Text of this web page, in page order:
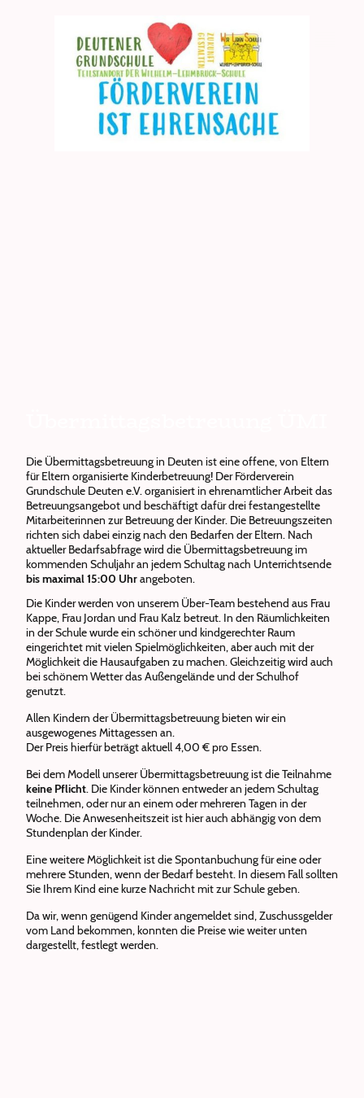
Die Übermittagsbetreuung in Deuten ist eine offene, von Eltern
für Eltern organisierte Kinderbetreuung! Der Förderverein
Grundschule Deuten e.V. organisiert in ehrenamtlicher Arbeit das
Betreuungsangebot und beschäftigt dafür drei festangestellte
Mitarbeiterinnen zur Betreuung der Kinder. Die Betreuungszeiten
richten sich dabei einzig nach den Bedarfen der Eltern. Nach
aktueller Bedarfsabfrage wird die Übermittagsbetreuung im
kommenden Schuljahr an jedem Schultag nach Unterrichtsende
bis maximal 15:00 Uhrangeboten.
Die Kinder werden von unserem Über-Team bestehend aus Frau
Kappe, Frau Jordan und Frau Kalz betreut. In den Räumlichkeiten
in der Schule wurde ein schöner und kindgerechter Raum
eingerichtet mit vielen Spielmöglichkeiten, aber auch mit der
Möglichkeit die Hausaufgaben zu machen. Gleichzeitig wird auch
bei schönem Wetter das Außengelände und der Schulhof
genutzt.
Allen Kindern der Übermittagsbetreuung bieten wir ein
ausgewogenes Mittagessen an.
Der Preis hierfür beträgt aktuell 4,00 € pro Essen.
Bei dem Modell unserer Übermittagsbetreuung ist die Teilnahme
keine Pflicht. Die Kinder können entweder an jedem Schultag
teilnehmen, oder nur an einem oder mehreren Tagen in der
Woche. Die Anwesenheitszeit ist hier auch abhängig von dem
Stundenplan der Kinder.
Eine weitere Möglichkeit ist die Spontanbuchung für eine oder
mehrere Stunden, wenn der Bedarf besteht. In diesem Fall sollten
Sie Ihrem Kind eine kurze Nachricht mit zur Schule geben.
Da wir, wenn genügend Kinder angemeldet sind, Zuschussgelder
vom Land bekommen, konnten die Preise wie weiter unten
dargestellt, festlegt werden.